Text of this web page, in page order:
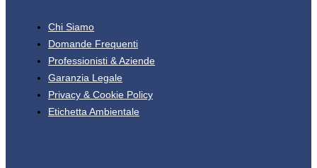
Chi Siamo
Domande Frequenti
Professionisti & Aziende
Garanzia Legale
Privacy & Cookie Policy
Etichetta Ambientale